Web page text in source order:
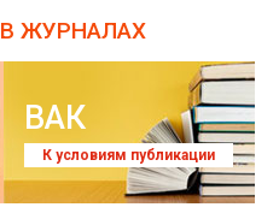
В ЖУРНАЛАХ
ВАК
К условиям публикации